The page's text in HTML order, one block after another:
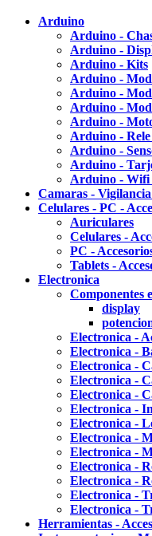
Arduino
Arduino -
Arduino -
Arduino - Kits
Arduino -
Arduino -
Arduino -
Arduino -
Arduino -
Arduino -
Arduino -
Arduino - Wifi
Camaras -
Celulares - PC -
Auriculares
Celulares -
PC -
Tablets -
Electronica
Componentes
display
Electronica -
Electronica -
Electronica -
Electronica -
Electronica -
Electronica -
Electronica -
Electronica -
Electronica -
Electronica -
Electronica -
Electronica -
Electronica -
Herramientas -